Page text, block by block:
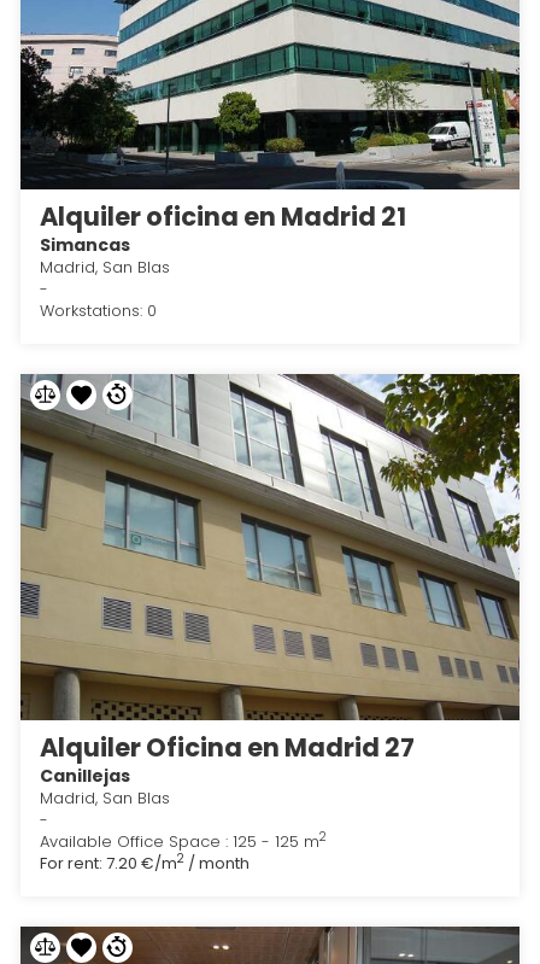
Alquiler oficina en Madrid 21
Simancas
Madrid, San Blas
-
Workstations: 0
Alquiler Oficina en Madrid 27
Canillejas
Madrid, San Blas
-
Available Office Space : 125 - 125 m2
For rent: 7.20 €/m2 / month